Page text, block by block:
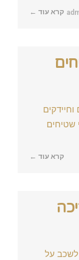
קרא עוד ←
שטיחים
קרא עוד ←
לשכב על